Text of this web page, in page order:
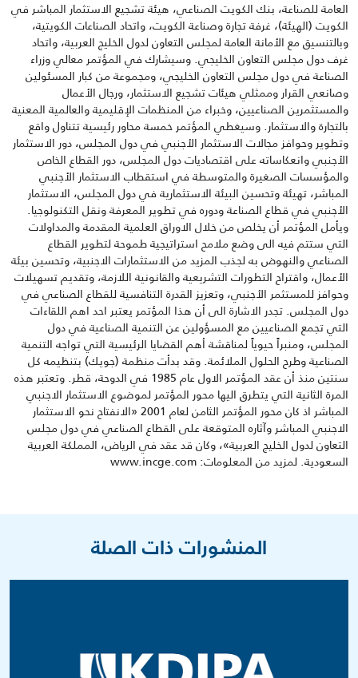
العامة للصناعة، بنك الكويت الصناعي، هيئة تشجيع الاستثمار المباشر في
الكويت (الهيئة)، غرفة ‏تجارة وصناعة الكويت، واتحاد الصناعات الكويتية،
وبالتنسيق مع الأمانة العامة لمجلس التعاون لدول الخليج العربية، ‏واتحاد
غرف دول مجلس التعاون الخليجي. وسيشارك في المؤتمر معالي وزراء
الصناعة في دول مجلس التعاون الخليجي، ومجموعة من كبار المسئولين
وصانعي القرار وممثلي هيئات تشجيع الاستثمار، ورجال الأعمال
والمستثمرين الصناعيين، وخبراء من المنظمات الإقليمية والعالمية المعنية
بالتجارة والاستثمار. وسيغطي المؤتمر خمسة محاور رئيسية تتناول واقع
وتطوير وحوافز مجالات الاستثمار الأجنبي في دول المجلس، دور الاستثمار
الأجنبي وانعكاساته على اقتصاديات دول المجلس، دور القطاع الخاص
والمؤسسات الصغيرة والمتوسطة في استقطاب الاستثمار الأجنبي
المباشر، تهيئة وتحسين البيئة الاستثمارية في دول المجلس، الاستثمار
الأجنبي في قطاع الصناعة ودوره في تطوير المعرفة ونقل التكنولوجيا.
ويأمل المؤتمر أن يخلص من خلال الاوراق العلمية المقدمة والمداولات
التي ستتم فيه الى وضع ملامح استراتيجية طموحة لتطوير القطاع
الصناعي والنهوض به لجذب المزيد من الاستثمارات الاجنبية، وتحسين بيئة
الأعمال، واقتراح التطورات التشريعية والقانونية اللازمة، وتقديم تسهيلات
وحوافز للمستثمر الأجنبي، وتعزيز القدرة التنافسية للقطاع الصناعي في
دول المجلس. تجدر الاشارة الى أن هذا المؤتمر يعتبر احد اهم اللقاءات
التي تجمع الصناعيين مع المسؤولين عن التنمية الصناعية في دول
المجلس، ومنبراً حيوياً لمناقشة أهم القضايا الرئيسية التي تواجه التنمية
الصناعية وطرح الحلول الملائمة. وقد بدأت منظمة (جويك) بتنظيمه كل
سنتين منذ أن عقد المؤتمر الاول عام 1985 في الدوحة، قطر. وتعتبر هذه
المرة الثانية التي يتطرق اليها محور المؤتمر لموضوع الاستثمار الاجنبي
المباشر اذ كان محور المؤتمر الثامن لعام 2001 «الانفتاح نحو الاستثمار
الاجنبي المباشر وآثاره المتوقعة على القطاع الصناعي في دول مجلس
التعاون لدول الخليج العربية»، وكان قد عقد في الرياض، المملكة العربية
السعودية. لمزيد من المعلومات: www.incge.com
المنشورات ذات الصلة